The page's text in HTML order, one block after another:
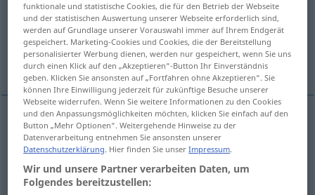
Übersicht aller Übersetzungen
(Für mehr Details die Übersetzung anklicken/antippen)
triturar, pulverizar
triturar zerreiben
pulverizar zerreibenzu Pulver
funktionale und statistische Cookies, die für den Betrieb der Webseite
und der statistischen Auswertung unserer Webseite erforderlich sind,
werden auf Grundlage unserer Vorauswahl immer auf Ihrem Endgerät
gespeichert. Marketing-Cookies und Cookies, die der Bereitstellung
personalisierter Werbung dienen, werden nur gespeichert, wenn Sie uns
durch einen Klick auf den „Akzeptieren“-Button Ihr Einverständnis
geben. Klicken Sie ansonsten auf „Fortfahren ohne Akzeptieren“. Sie
können Ihre Einwilligung jederzeit für zukünftige Besuche unserer
Webseite widerrufen. Wenn Sie weitere Informationen zu den Cookies
und den Anpassungsmöglichkeiten möchten, klicken Sie einfach auf den
Button „Mehr Optionen“. Weitergehende Hinweise zu der
Datenverarbeitung entnehmen Sie ansonsten unserer
Datenschutzerklärung. Hier finden Sie unserImpressum.
Wir und unsere Partner verarbeiten Daten, um
Folgendes bereitzustellen: